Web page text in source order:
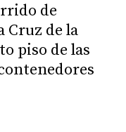
de
Cruz de la
piso de las